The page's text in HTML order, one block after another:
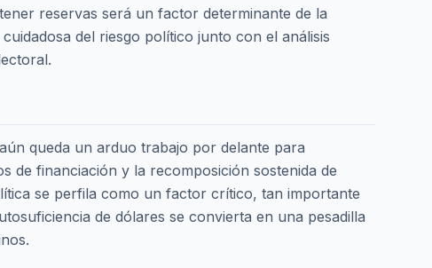
reservas será un factor determinante de la
del riesgo político junto con el análisis
queda un arduo trabajo por delante para
de financiación y la recomposición sostenida de
se perfila como un factor crítico, tan importante
de dólares se convierta en una pesadilla